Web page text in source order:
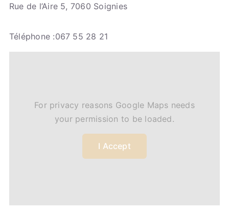
Rue de l’Aire 5, 7060 Soignies
Téléphone :067 55 28 21
For privacy reasons Google Maps needs
your permission to be loaded.
I Accept